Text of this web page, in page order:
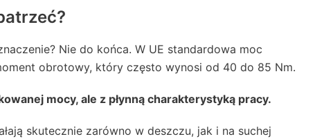
Nie do końca. W UE standardowa moc
obrotowy, który często wynosi od 40 do 85 Nm.
mocy, ale z płynną charakterystyką pracy.
skutecznie zarówno w deszczu, jak i na suchej